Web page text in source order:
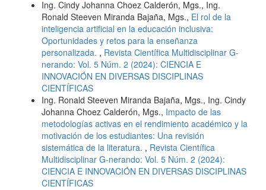
Ing. Cindy Johanna Choez Calderón, Mgs., Ing.
Ronald Steeven Miranda Bajaña, Mgs., El rol de la
inteligencia artificial en la educación inclusiva:
Oportunidades y retos para la enseñanza
personalizada. , Revista Científica Multidisciplinar G-
nerando: Vol. 5 Núm. 2 (2024): CIENCIA E
INNOVACIÓN EN DIVERSAS DISCIPLINAS
CIENTÍFICAS
Ing. Ronald Steeven Miranda Bajaña, Mgs., Ing. Cindy
Johanna Choez Calderón, Mgs., Impacto de las
metodologías activas en el rendimiento académico y la
motivación de los estudiantes: Una revisión
sistemática de la literatura. , Revista Científica
Multidisciplinar G-nerando: Vol. 5 Núm. 2 (2024):
CIENCIA E INNOVACIÓN EN DIVERSAS DISCIPLINAS
CIENTÍFICAS